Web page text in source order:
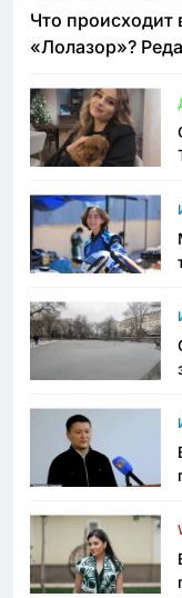
Что происходит
«Лолазор»?